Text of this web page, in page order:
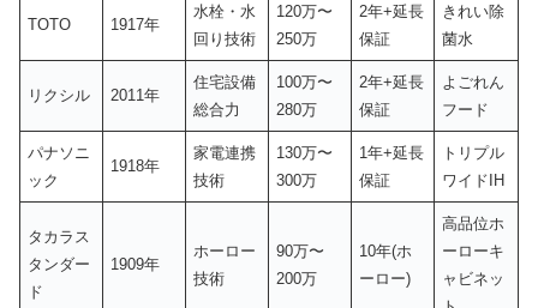
TOTO 1917年
水栓・水
回り技術
120万〜
250万
2年+延長
保証
きれい除
菌水
リクシル 2011年
住宅設備
総合力
100万〜
280万
2年+延長
保証
よごれん
フード
パナソニ
ック
1918年
家電連携
技術
130万〜
300万
1年+延長
保証
トリプル
ワイドIH
タカラス
タンダー
ド
1909年
ホーロー
技術
90万〜
200万
10年(ホ
ーロー)
高品位ホ
ーローキ
ャビネッ